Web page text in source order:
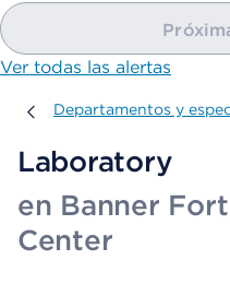
Ver todas las alertas
Departamentos y
Departamentos y
Laboratory
en Banner
Center